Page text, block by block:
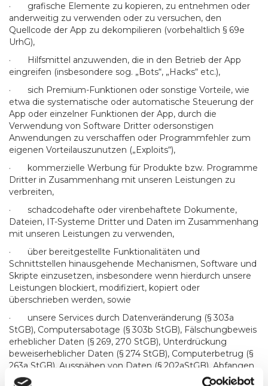
· grafische Elemente zu kopieren, zu entnehmen oder
anderweitig zu verwenden oder zu versuchen, den
Quellcode der App zu dekompilieren (vorbehaltlich § 69e
UrhG),
· Hilfsmittel anzuwenden, die in den Betrieb der App
eingreifen (insbesondere sog. „Bots“, „Hacks“ etc.),
· sich Premium-Funktionen oder sonstige Vorteile, wie
etwa die systematische oder automatische Steuerung der
App oder einzelner Funktionen der App, durch die
Verwendung von Software Dritter odersonstigen
Anwendungen zu verschaffen oder Programmfehler zum
eigenen Vorteilauszunutzen („Exploits“),
· kommerzielle Werbung für Produkte bzw. Programme
Dritter in Zusammenhang mit unseren Leistungen zu
verbreiten,
· schadcodehafte oder virenbehaftete Dokumente,
Dateien, IT-Systeme Dritter und Daten im Zusammenhang
mit unseren Leistungen zu verwenden,
· über bereitgestellte Funktionalitäten und
Schnittstellen hinausgehende Mechanismen, Software und
Skripte einzusetzen, insbesondere wenn hierdurch unsere
Leistungen blockiert, modifiziert, kopiert oder
überschrieben werden, sowie
· unsere Services durch Datenveränderung (§ 303a
StGB), Computersabotage (§ 303b StGB), Fälschungbeweis
erheblicher Daten (§ 269, 270 StGB), Unterdrückung
beweiserheblicher Daten (§ 274 StGB), Computerbetrug (§
263a StGB), Ausspähen von Daten (§ 202aStGB), Abfangen
von Daten (§ 202b StGB) oder andere Straftaten zu